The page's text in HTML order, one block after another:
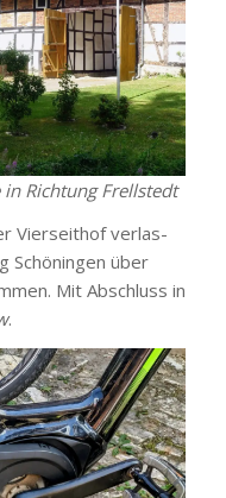
in Rich­tung Frell­stedt
Vier­seit­hof ver­las­
Schö­nin­gen über
Mit Abschluss in
.